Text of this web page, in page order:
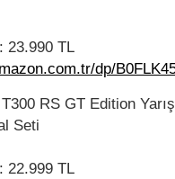
23.990 TL
dp/
RS GT Edition
Seti
22.999 TL